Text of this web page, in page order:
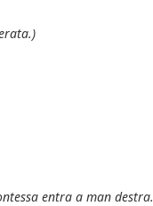
entra a man